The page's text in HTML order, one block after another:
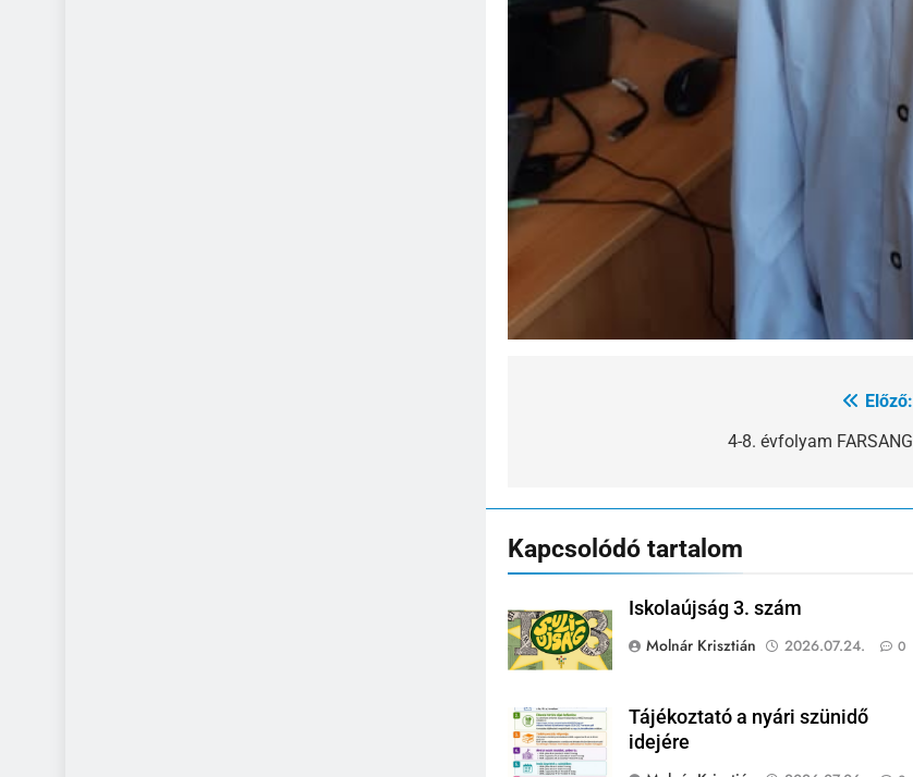
Előző:
4-8. évfolyam FARSANG
Kapcsolódó tartalom
Iskolaújság 3. szám
Molnár Krisztián
2026.07.24. 0
Tájékoztató a nyári szünidő
idejére